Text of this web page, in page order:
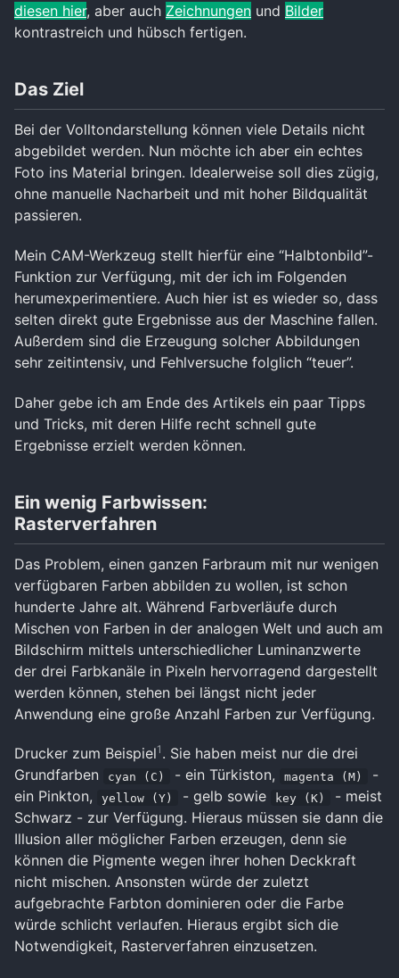
diesen hier, aber auch Zeichnungen und Bilder
kontrastreich und hübsch fertigen.
Das Ziel
Bei der Volltondarstellung können viele Details nicht
abgebildet werden. Nun möchte ich aber ein echtes
Foto ins Material bringen. Idealerweise soll dies zügig,
ohne manuelle Nacharbeit und mit hoher Bildqualität
passieren.
Mein CAM-Werkzeug stellt hierfür eine “Halbtonbild”-
Funktion zur Verfügung, mit der ich im Folgenden
herumexperimentiere. Auch hier ist es wieder so, dass
selten direkt gute Ergebnisse aus der Maschine fallen.
Außerdem sind die Erzeugung solcher Abbildungen
sehr zeitintensiv, und Fehlversuche folglich “teuer”.
Daher gebe ich am Ende des Artikels ein paar Tipps
und Tricks, mit deren Hilfe recht schnell gute
Ergebnisse erzielt werden können.
Ein wenig Farbwissen:
Rasterverfahren
Das Problem, einen ganzen Farbraum mit nur wenigen
verfügbaren Farben abbilden zu wollen, ist schon
hunderte Jahre alt. Während Farbverläufe durch
Mischen von Farben in der analogen Welt und auch am
Bildschirm mittels unterschiedlicher Luminanzwerte
der drei Farbkanäle in Pixeln hervorragend dargestellt
werden können, stehen bei längst nicht jeder
Anwendung eine große Anzahl Farben zur Verfügung.
Drucker zum Beispiel1 . Sie haben meist nur die drei
Grundfarben
cyan (C) - ein Türkiston, magenta (M)
-
ein Pinkton,
yellow (Y) - gelb sowie key (K)
- meist
Schwarz - zur Verfügung. Hieraus müssen sie dann die
Illusion aller möglicher Farben erzeugen, denn sie
können die Pigmente wegen ihrer hohen Deckkraft
nicht mischen. Ansonsten würde der zuletzt
aufgebrachte Farbton dominieren oder die Farbe
würde schlicht verlaufen. Hieraus ergibt sich die
Notwendigkeit, Rasterverfahren einzusetzen.